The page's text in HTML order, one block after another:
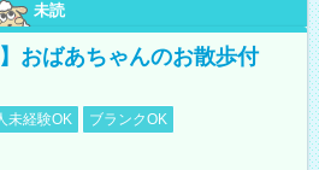
未読
おばあちゃんのお散歩付
未経験OK
ブランクOK